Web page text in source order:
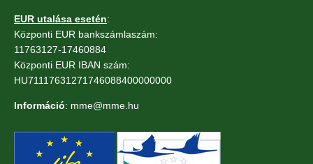
EUR utalása esetén:
Központi EUR bankszámlaszám:
11763127-17460884
Központi EUR IBAN szám:
HU71117631271746088400000000
Információ: mme@mme.hu